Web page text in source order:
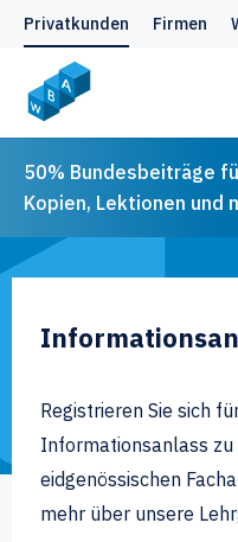
Privatkunden Firmen
50% Bundesbeiträge
Kopien, Lektionen und
Registrieren Sie sich
Informationsanlass zu
eidgenössischen
mehr über unsere